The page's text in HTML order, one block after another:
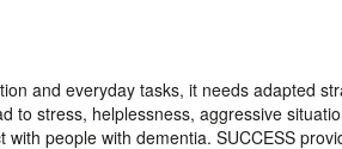
and everyday tasks, it needs adapted
to stress, helplessness, aggressive
people with dementia. SUCCESS